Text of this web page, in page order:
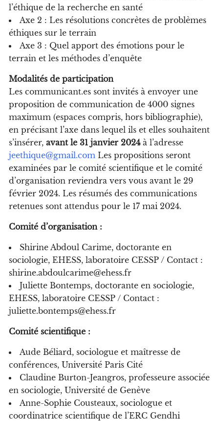
l’éthique de la recherche en santé
Axe 2 : Les résolutions concrètes de problèmes
éthiques sur le terrain
Axe 3 : Quel apport des émotions pour le
terrain et les méthodes d’enquête
Modalités de participation
Les communicant.es sont invités à envoyer une
proposition de communication de 4000 signes
maximum (espaces compris, hors bibliographie),
en précisant l’axe dans lequel ils et elles souhaitent
s’insérer, avant le 31 janvier 2024à l’adresse
jeethique@gmail.com Les propositions seront
examinées par le comité scientifique et le comité
d’organisation reviendra vers vous avant le 29
février 2024. Les résumés des communications
retenues sont attendus pour le 17 mai 2024.
Comité d’organisation :
Shirine Abdoul Carime, doctorante en
sociologie, EHESS, laboratoire CESSP / Contact :
shirine.abdoulcarime@ehess.fr
Juliette Bontemps, doctorante en sociologie,
EHESS, laboratoire CESSP / Contact :
juliette.bontemps@ehess.fr
Comité scientifique :
Aude Béliard, sociologue et maîtresse de
conférences, Université Paris Cité
Claudine Burton-Jeangros, professeure associée
en sociologie, Université de Genève
Anne-Sophie Cousteaux, sociologue et
coordinatrice scientifique de l’ERC Gendhi